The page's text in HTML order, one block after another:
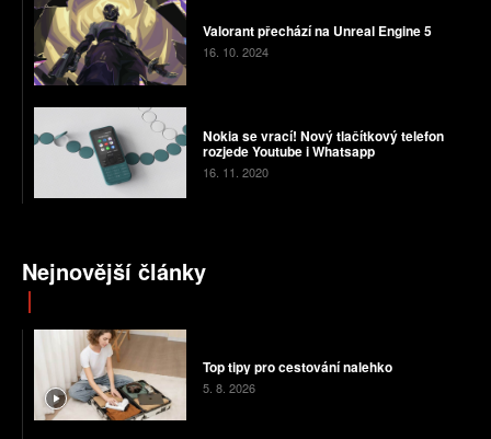
Valorant přechází na Unreal Engine 5
16. 10. 2024
Nokia se vrací! Nový tlačítkový telefon
rozjede Youtube i Whatsapp
16. 11. 2020
Nejnovější články
Top tipy pro cestování nalehko
5. 8. 2026